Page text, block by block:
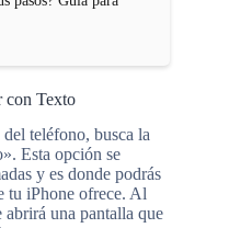
con Texto
teléfono, busca la
Esta opción se
y es donde podrás
tu iPhone ofrece. Al
abrirá una pantalla que